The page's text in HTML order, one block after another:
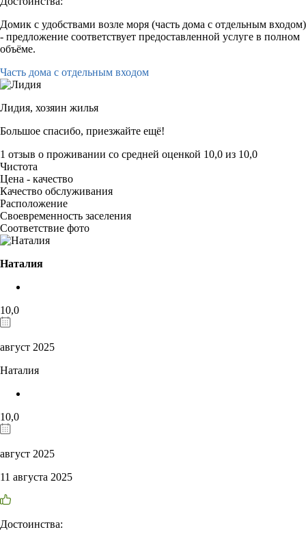
Домик с удобствами возле моря (часть дома с отдельным входом)
- предложение соответствует предоставленной услуге в полном
объёме.
Часть дома с отдельным входом
Лидия, хозяин жилья
Большое спасибо, приезжайте ещё!
1 отзыв о проживании со средней оценкой 10,0 из 10,0
Чистота
Цена - качество
Качество обслуживания
Расположение
Своевременность заселения
Соответствие фото
Наталия
10,0
август 2025
Наталия
10,0
август 2025
11 августа 2025
Достоинства: